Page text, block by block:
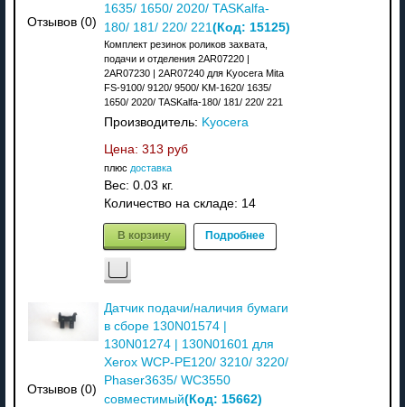
Отзывов (0)
1635/ 1650/ 2020/ TASKalfa-
180/ 181/ 220/ 221 (Код: 15125)
Комплект резинок роликов захвата,
подачи и отделения 2AR07220 |
2AR07230 | 2AR07240 для Kyocera Mita
FS-9100/ 9120/ 9500/ KM-1620/ 1635/
1650/ 2020/ TASKalfa-180/ 181/ 220/ 221
Производитель: Kyocera
Цена: 313 руб
плюс доставка
Вес: 0.03 кг.
Количество на складе: 14
В корзину Подробнее
Отзывов (0)
Датчик подачи/наличия бумаги
в сборе 130N01574 |
130N01274 | 130N01601 для
Xerox WCP-PE120/ 3210/ 3220/
Phaser3635/ WC3550
совместимый(Код: 15662)